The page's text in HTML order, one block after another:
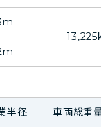
半径 車両総重